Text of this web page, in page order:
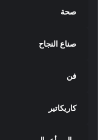
صحة
صناع النجاح
فن
كاريكاتير